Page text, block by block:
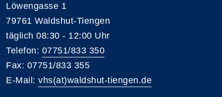
Löwengasse 1
79761 Waldshut-Tiengen
täglich 08:30 - 12:00 Uhr
Telefon: 07751/833 350
Fax: 07751/833 355
E-Mail: vhs(at)waldshut-tiengen.de